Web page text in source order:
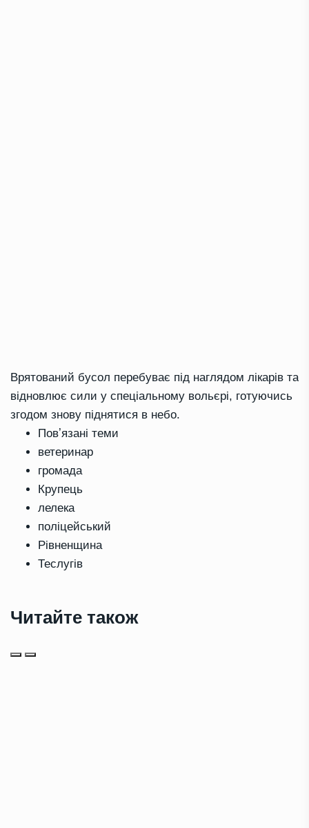
Врятований бусол перебуває під наглядом лікарів та
відновлює сили у спеціальному вольєрі, готуючись
згодом знову піднятися в небо.
Повʼязані теми
ветеринар
громада
Крупець
лелека
поліцейський
Рівненщина
Теслугів
Читайте також